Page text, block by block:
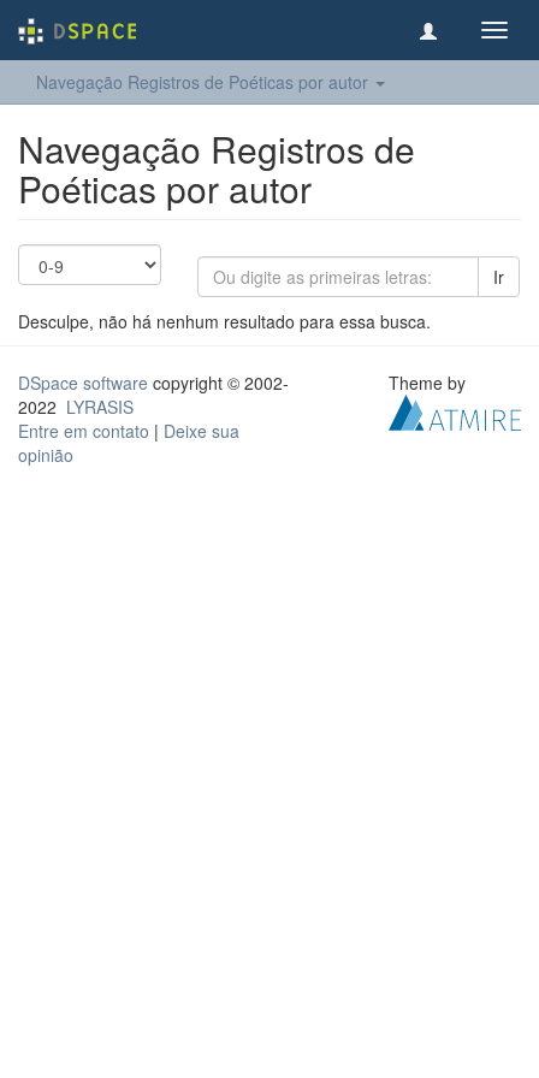
Navegação Registros de Poéticas por autor
Navegação Registros de
Poéticas por autor
Ir
Desculpe, não há nenhum resultado para essa busca.
DSpace software copyright © 2002-
2022 LYRASIS
Entre em contato | Deixe sua
opinião
Theme by